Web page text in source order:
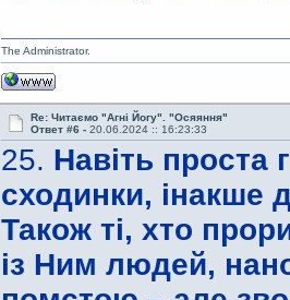
The Administrator.
Re: Читаємо "Агні Йогу". "Осяяння"
Ответ #6 -20.06.2024 :: 16:23:33
25. Навіть проста
сходинки, інакше
Також ті, хто
із Ним людей,